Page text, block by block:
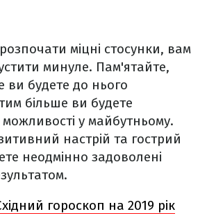
міцні стосунки, вам
минуле. Пам'ятайте,
ви будете до нього
більше ви будете
можливості у майбутньому.
настрій та гострий
неодмінно задоволені
гороскоп на 2019 рік